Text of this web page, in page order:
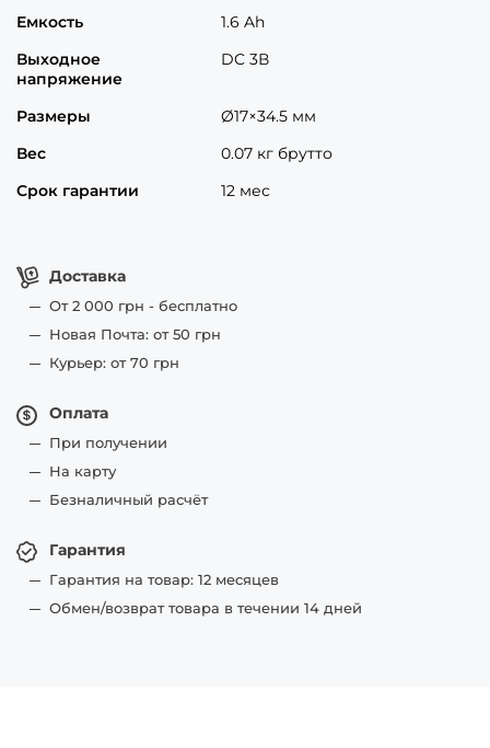
Доставка
От 2 000 грн - бесплатно
Новая Почта: от 50 грн
Курьер: от 70 грн
Оплата
При получении
На карту
Безналичный расчёт
Гарантия
Гарантия на товар: 12 месяцев
Обмен/возврат товара в течении 14 дней
Емкость
1.6 Ah
Выходное
напряжение
DC 3В
Размеры
Ø17×34.5 мм
Вес
0.07 кг брутто
Срок гарантии
12 мес